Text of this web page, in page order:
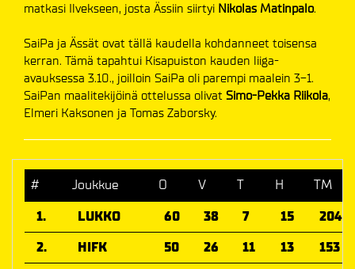
matkasi Ilvekseen, josta Ässiin siirtyi Nikolas Matinpalo.
SaiPa ja Ässät ovat tällä kaudella kohdanneet toisensa
kerran. Tämä tapahtui Kisapuiston kauden liiga-
avauksessa 3.10., joilloin SaiPa oli parempi maalein 3-1.
SaiPan maalitekijöinä ottelussa olivat Simo-Pekka Riikola,
Elmeri Kaksonen ja Tomas Zaborsky.
# Joukkue O V T H
TM
1.
LUKKO 60 38 7 15
204
2.
HIFK 50 26 11 13
153